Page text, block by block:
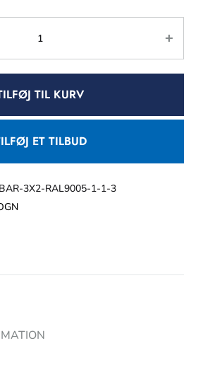
TIL KURV
ET TILBUD
3X2-RAL9005-1-1-3